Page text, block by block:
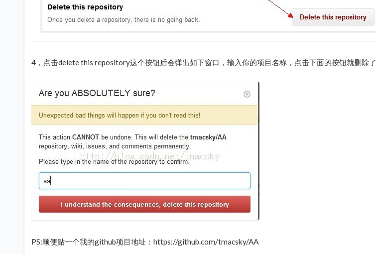
4，点击delete this repository这个按钮后会弹出如下窗口，输入你的项目名称，点击下面的按钮就删除了
PS:顺便贴一个我的github项目地址：https://github.com/tmacsky/AA